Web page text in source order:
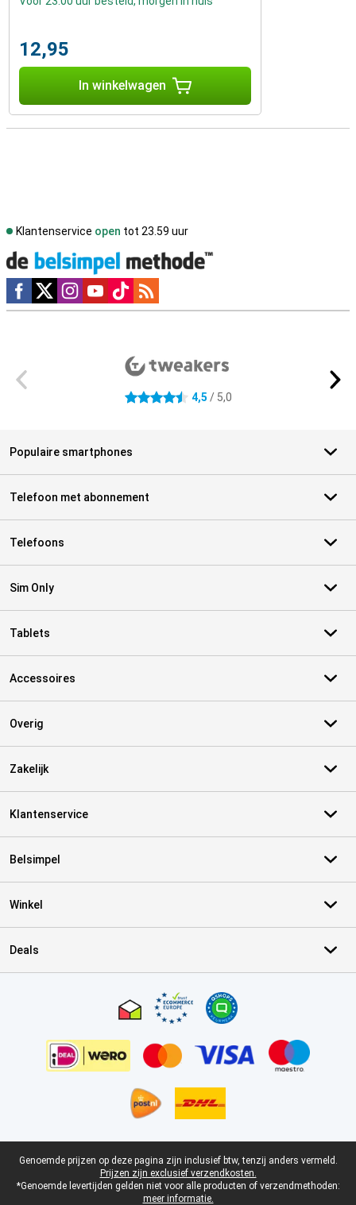
12,95
In winkelwagen
Klantenservice open tot 23.59 uur
Social media
4.5 sterren 4,5 / 5,0
Populaire smartphones
Telefoon met abonnement
Telefoons
Sim Only
Tablets
Accessoires
Overig
Zakelijk
Klantenservice
Belsimpel
Winkel
Deals
Juridische voettekst
Genoemde prijzen op deze pagina zijn inclusief btw, tenzij anders vermeld.
Prijzen zijn exclusief verzendkosten.
*Genoemde levertijden gelden niet voor alle producten of verzendmethoden:
meer informatie.